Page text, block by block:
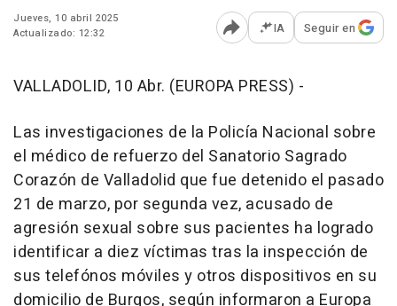
Jueves, 10 abril 2025
Actualizado: 12:32
Abrir opciones para
IA Seguir en
VALLADOLID, 10 Abr. (EUROPA PRESS) -
Las investigaciones de la Policía Nacional sobre
el médico de refuerzo del Sanatorio Sagrado
Corazón de Valladolid que fue detenido el pasado
21 de marzo, por segunda vez, acusado de
agresión sexual sobre sus pacientes ha logrado
identificar a diez víctimas tras la inspección de
sus telefónos móviles y otros dispositivos en su
domicilio de Burgos, según informaron a Europa